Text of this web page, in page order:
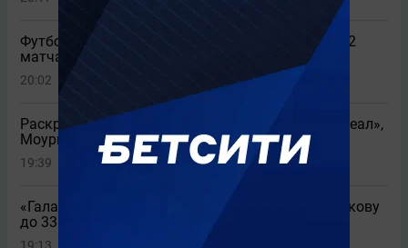
Футболиста «Ахмата» дисквалифицировали на 2
матча после игры со «Спартаком»
20:02
Раскрыта причина срыва трансфера Родри в «Реал»,
Моуринью в шоке
19:39
«Галатасарай» увеличил предложение по Батракову
до 33 миллионов